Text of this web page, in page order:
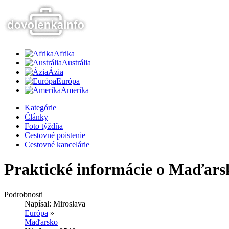
Afrika
Austrália
Ázia
Európa
Amerika
Kategórie
Články
Foto týždňa
Cestovné poistenie
Cestovné kancelárie
Praktické informácie o
Podrobnosti
Napísal: Miroslava
Európa »
Maďarsko